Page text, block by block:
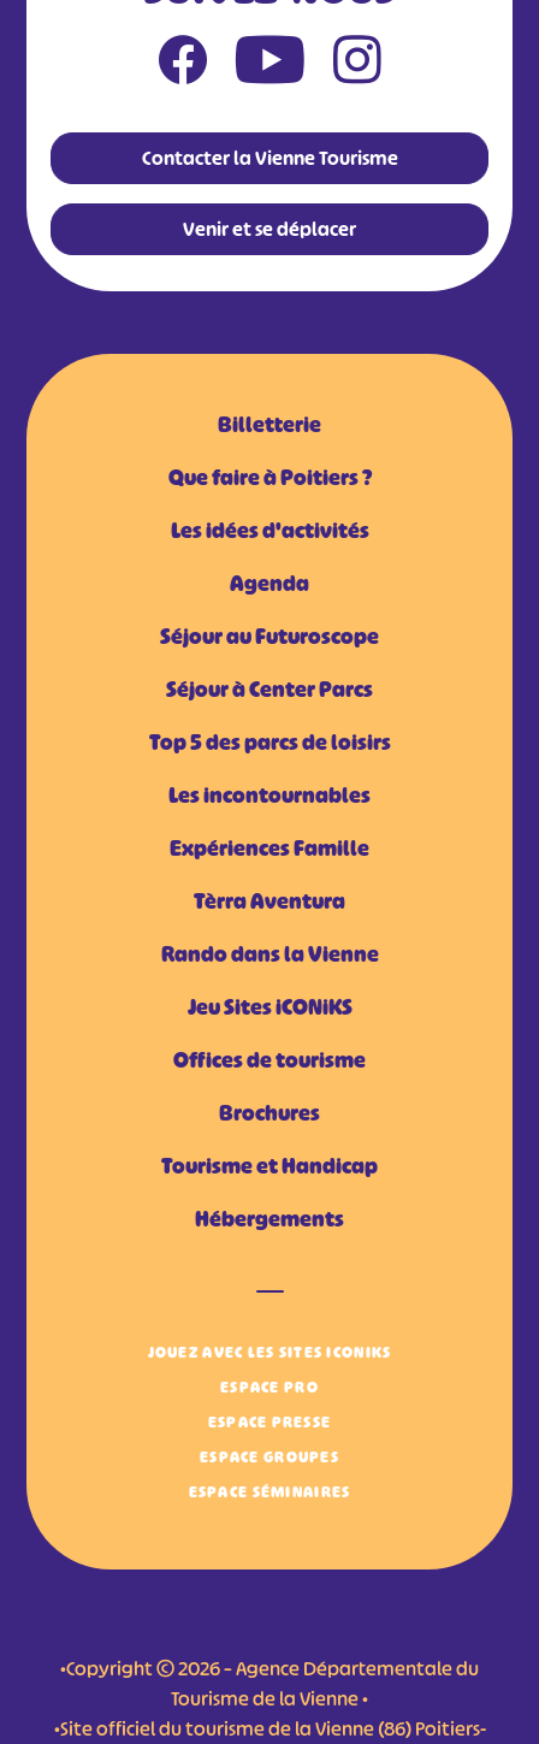
Contacter la Vienne Tourisme
Venir et se déplacer
Billetterie
Que faire à Poitiers ?
Les idées d'activités
Agenda
Séjour au Futuroscope
Séjour à Center Parcs
Top 5 des parcs de loisirs
Les incontournables
Expériences Famille
Tèrra Aventura
Rando dans la Vienne
Jeu Sites iCONiKS
Offices de tourisme
Brochures
Tourisme et Handicap
Hébergements
JOUEZ AVEC LES SITES ICONIKS
ESPACE PRO
ESPACE PRESSE
ESPACE GROUPES
ESPACE SÉMINAIRES
•Copyright © 2026 – Agence Départementale du
Tourisme de la Vienne •
•Site officiel du tourisme de la Vienne (86) Poitiers-